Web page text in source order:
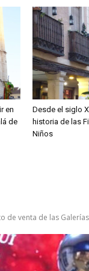
en
de
Desde el siglo
historia de las
Niños